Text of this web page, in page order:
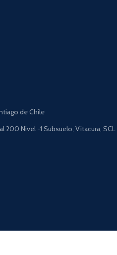
de Chile
200 Nivel -1 Subsuelo, Vitacura, SCL